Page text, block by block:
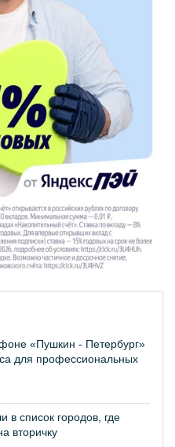
«Пушкин - Петербург»
для профессиональных
в список городов, где
вторичку